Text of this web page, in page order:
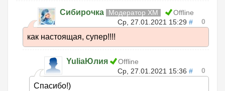
Сибирочка Модератор ХМ
Offline
Ср, 27.01.2021 15:29 # 0
как настоящая, супер!!!!
YuliaЮлия
Offline
Ср, 27.01.2021 15:36 # 0
Спасибо!)